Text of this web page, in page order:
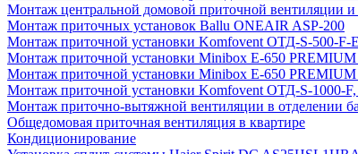
Монтаж центральной домовой приточной вентиляции и
Монтаж приточных установок Ballu ONEAIR ASP-200
Монтаж приточной установки Komfovent ОТД-S-500-F-
Монтаж приточной установки Minibox E-650
Монтаж приточной установки Minibox E-650 PREMIUM
Монтаж приточной установки Komfovent ОТД-S-1000-F,
Монтаж приточно-вытяжной вентиляции в отделении
Общедомовая приточная вентиляция в квартире
Кондиционирование